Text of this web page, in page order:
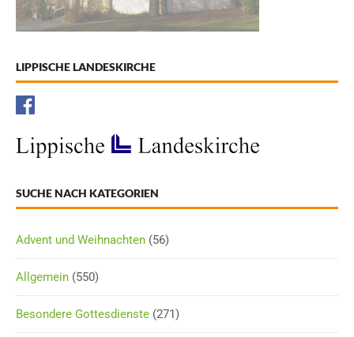
LIPPISCHE LANDESKIRCHE
SUCHE NACH KATEGORIEN
Advent und Weihnachten (56)
Allgemein (550)
Besondere Gottesdienste (271)